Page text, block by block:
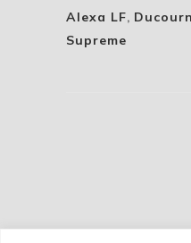
Alexa LF,
Supreme